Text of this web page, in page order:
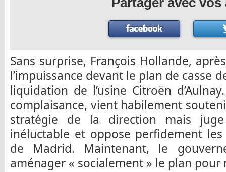
Sans surprise, François Hollande,
l’impuissance devant le plan de casse
liquidation de l’usine Citroën
complaisance, vient habilement
stratégie de la direction mais
inéluctable et oppose perfidement les
de Madrid. Maintenant, le
aménager « socialement » le plan pour